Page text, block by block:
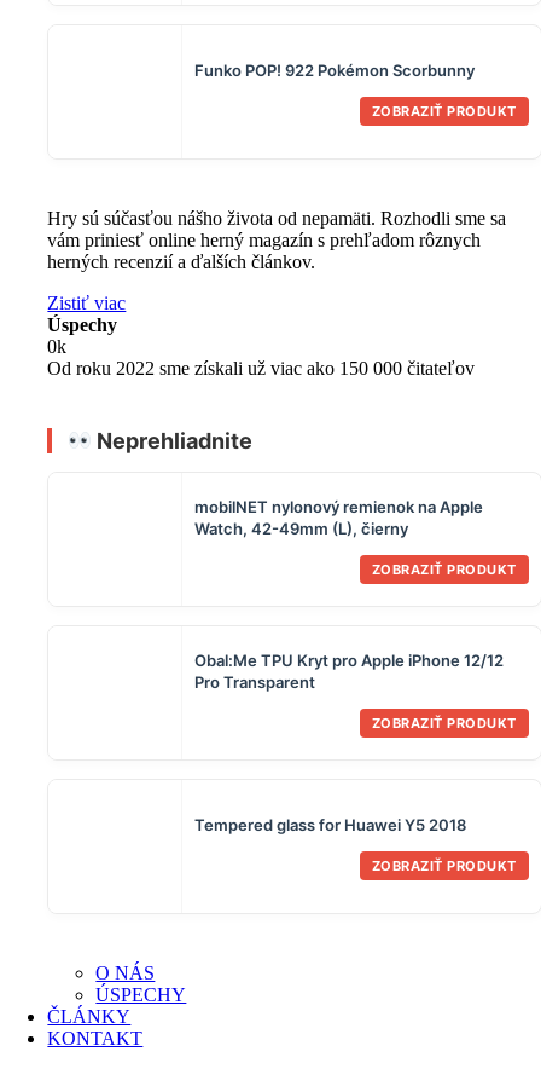
Funko POP! 922 Pokémon Scorbunny
ZOBRAZIŤ PRODUKT
Hry sú súčasťou nášho života od nepamäti. Rozhodli sme sa
vám priniesť online herný magazín s prehľadom rôznych
herných recenzií a ďalších článkov.
Zistiť viac
Úspechy
0k
Od roku 2022 sme získali už viac ako 150 000 čitateľov
Neprehliadnite
mobilNET nylonový remienok na Apple
Watch, 42-49mm (L), čierny
ZOBRAZIŤ PRODUKT
Obal:Me TPU Kryt pro Apple iPhone 12/12
Pro Transparent
ZOBRAZIŤ PRODUKT
Tempered glass for Huawei Y5 2018
ZOBRAZIŤ PRODUKT
O NÁS
ÚSPECHY
ČLÁNKY
KONTAKT